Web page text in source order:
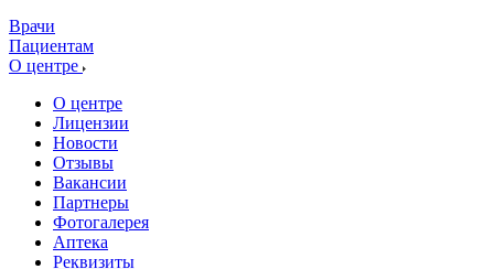
Врачи
Пациентам
О центре
О центре
Лицензии
Новости
Отзывы
Вакансии
Партнеры
Фотогалерея
Аптека
Реквизиты